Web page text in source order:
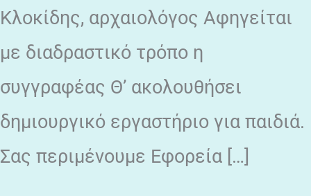
Κλοκίδης, αρχαιολόγος Αφηγείται
με διαδραστικό τρόπο η
συγγραφέας Θ’ ακολουθήσει
δημιουργικό εργαστήριο για παιδιά.
Σας περιμένουμε Εφορεία […]